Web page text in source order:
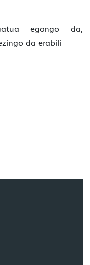
egongo da,
da erabili